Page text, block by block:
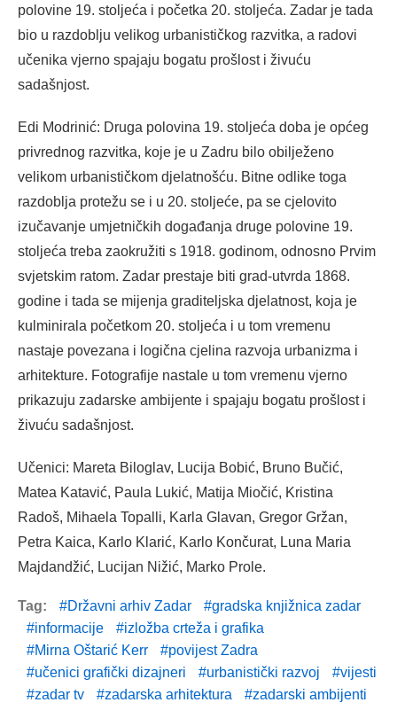
polovine 19. stoljeća i početka 20. stoljeća. Zadar je tada
bio u razdoblju velikog urbanističkog razvitka, a radovi
učenika vjerno spajaju bogatu prošlost i živuću
sadašnjost.
Edi Modrinić: Druga polovina 19. stoljeća doba je općeg
privrednog razvitka, koje je u Zadru bilo obilježeno
velikom urbanističkom djelatnošću. Bitne odlike toga
razdoblja protežu se i u 20. stoljeće, pa se cjelovito
izučavanje umjetničkih događanja druge polovine 19.
stoljeća treba zaokružiti s 1918. godinom, odnosno Prvim
svjetskim ratom. Zadar prestaje biti grad-utvrda 1868.
godine i tada se mijenja graditeljska djelatnost, koja je
kulminirala početkom 20. stoljeća i u tom vremenu
nastaje povezana i logična cjelina razvoja urbanizma i
arhitekture. Fotografije nastale u tom vremenu vjerno
prikazuju zadarske ambijente i spajaju bogatu prošlost i
živuću sadašnjost.
Učenici: Mareta Biloglav, Lucija Bobić, Bruno Bučić,
Matea Katavić, Paula Lukić, Matija Miočić, Kristina
Radoš, Mihaela Topalli, Karla Glavan, Gregor Gržan,
Petra Kaica, Karlo Klarić, Karlo Končurat, Luna Maria
Majdandžić, Lucijan Nižić, Marko Prole.
Tag: Državni arhiv Zadar
gradska knjižnica zadar
informacije
izložba crteža i grafika
Mirna Oštarić Kerr
povijest Zadra
učenici grafički dizajneri
urbanistički razvoj
vijesti
zadar tv
zadarska arhitektura zadarski ambijenti